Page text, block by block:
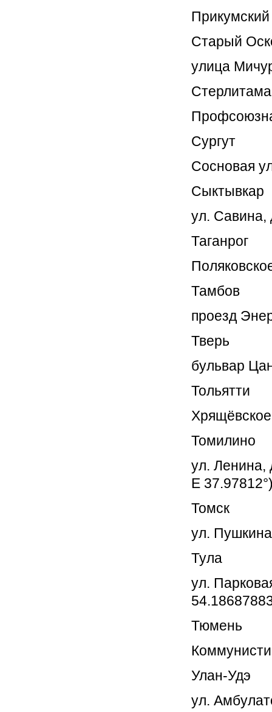
Старый
улица
Сургут
Сосновая
Сыктывкар
ул. Савина,
Таганрог
Тамбов
проезд
Тверь
бульвар
Тольятти
Томилино
ул.
E
Томск
ул.
Тула
ул.
Тюмень
Улан-Удэ
ул. Задать вопрос